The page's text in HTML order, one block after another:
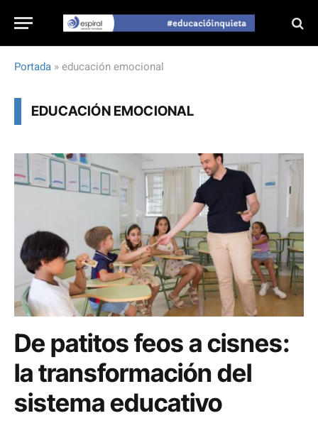
Portada »educación emocional
EDUCACIÓN EMOCIONAL
De patitos feos a cisnes:
la transformación del
sistema educativo